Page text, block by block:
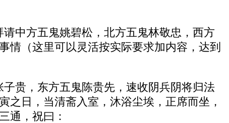
中方五鬼姚碧松，北方五鬼林敬忠，西方
情（这里可以灵活按实际要求加内容，达到
贵，东方五鬼陈贵先，速收阴兵阴将归法
日，当清斋入室，沐浴尘埃，正席而坐，
通，祝曰：